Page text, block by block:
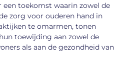
een toekomst waarin zowel de
zorg voor ouderen hand in
te omarmen, tonen
toewijding aan zowel de
als aan de gezondheid van